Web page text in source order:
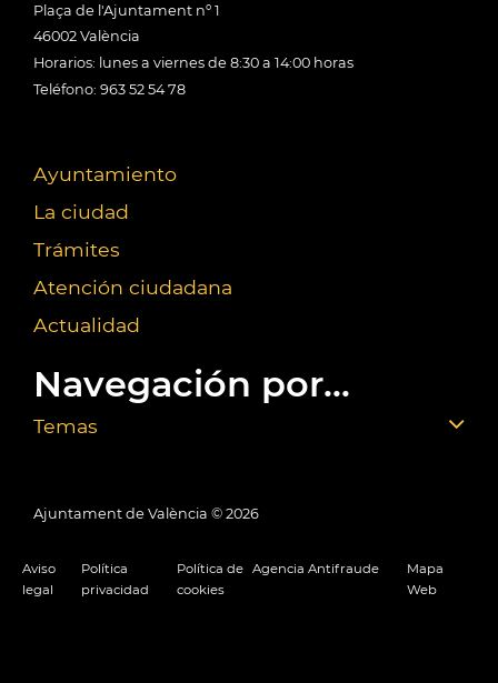
Plaça de l'Ajuntament nº 1
46002 València
Horarios: lunes a viernes de 8:30 a 14:00 horas
Teléfono: 963 52 54 78
Ayuntamiento
La ciudad
Trámites
Atención ciudadana
Actualidad
Navegación por...
Temas
Ajuntament de València © 2026
Aviso
legal
Política
privacidad
Política de
cookies
Agencia Antifraude
Mapa
Web